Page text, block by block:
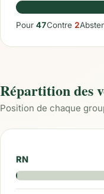
Pour 47Contre 2
Répartition des
Position de chaque
RN